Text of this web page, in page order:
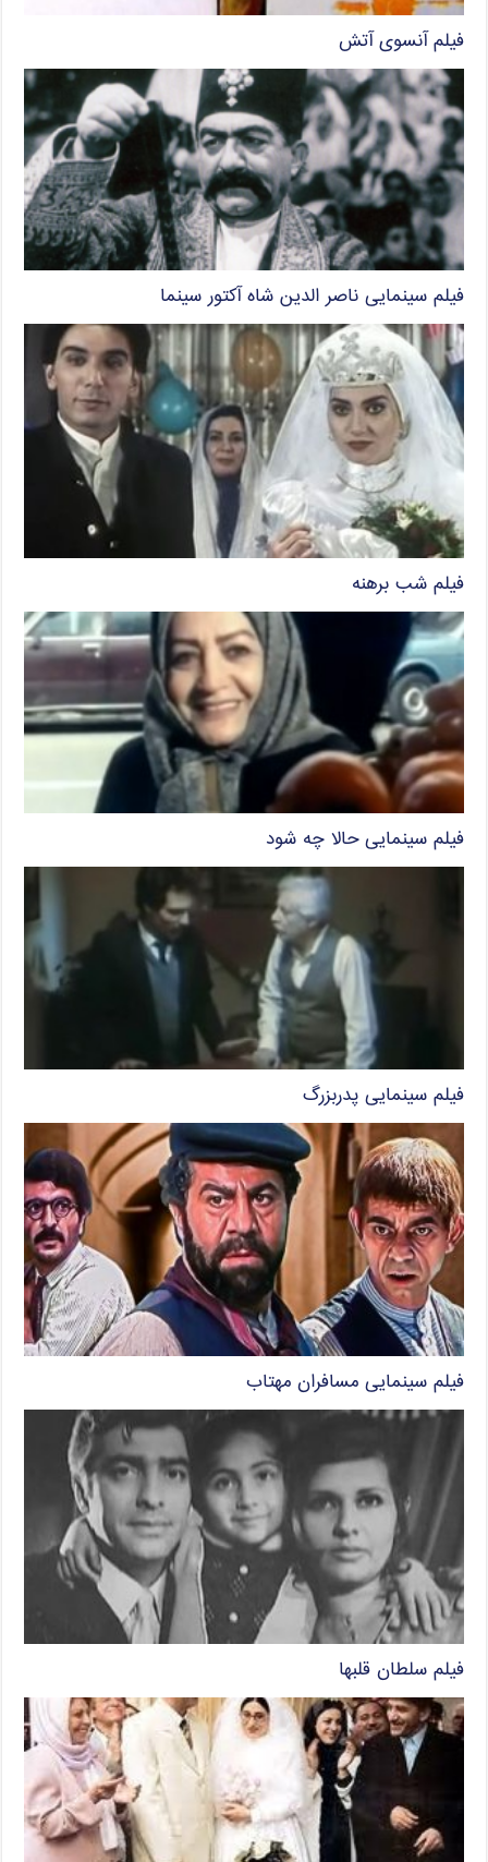
فیلم آنسوی آتش
فیلم سینمایی ناصر الدین شاه آکتور سینما
فیلم شب برهنه
فیلم سینمایی حالا چه شود
فیلم سینمایی پدربزرگ
فیلم سینمایی مسافران مهتاب
فیلم سلطان قلبها